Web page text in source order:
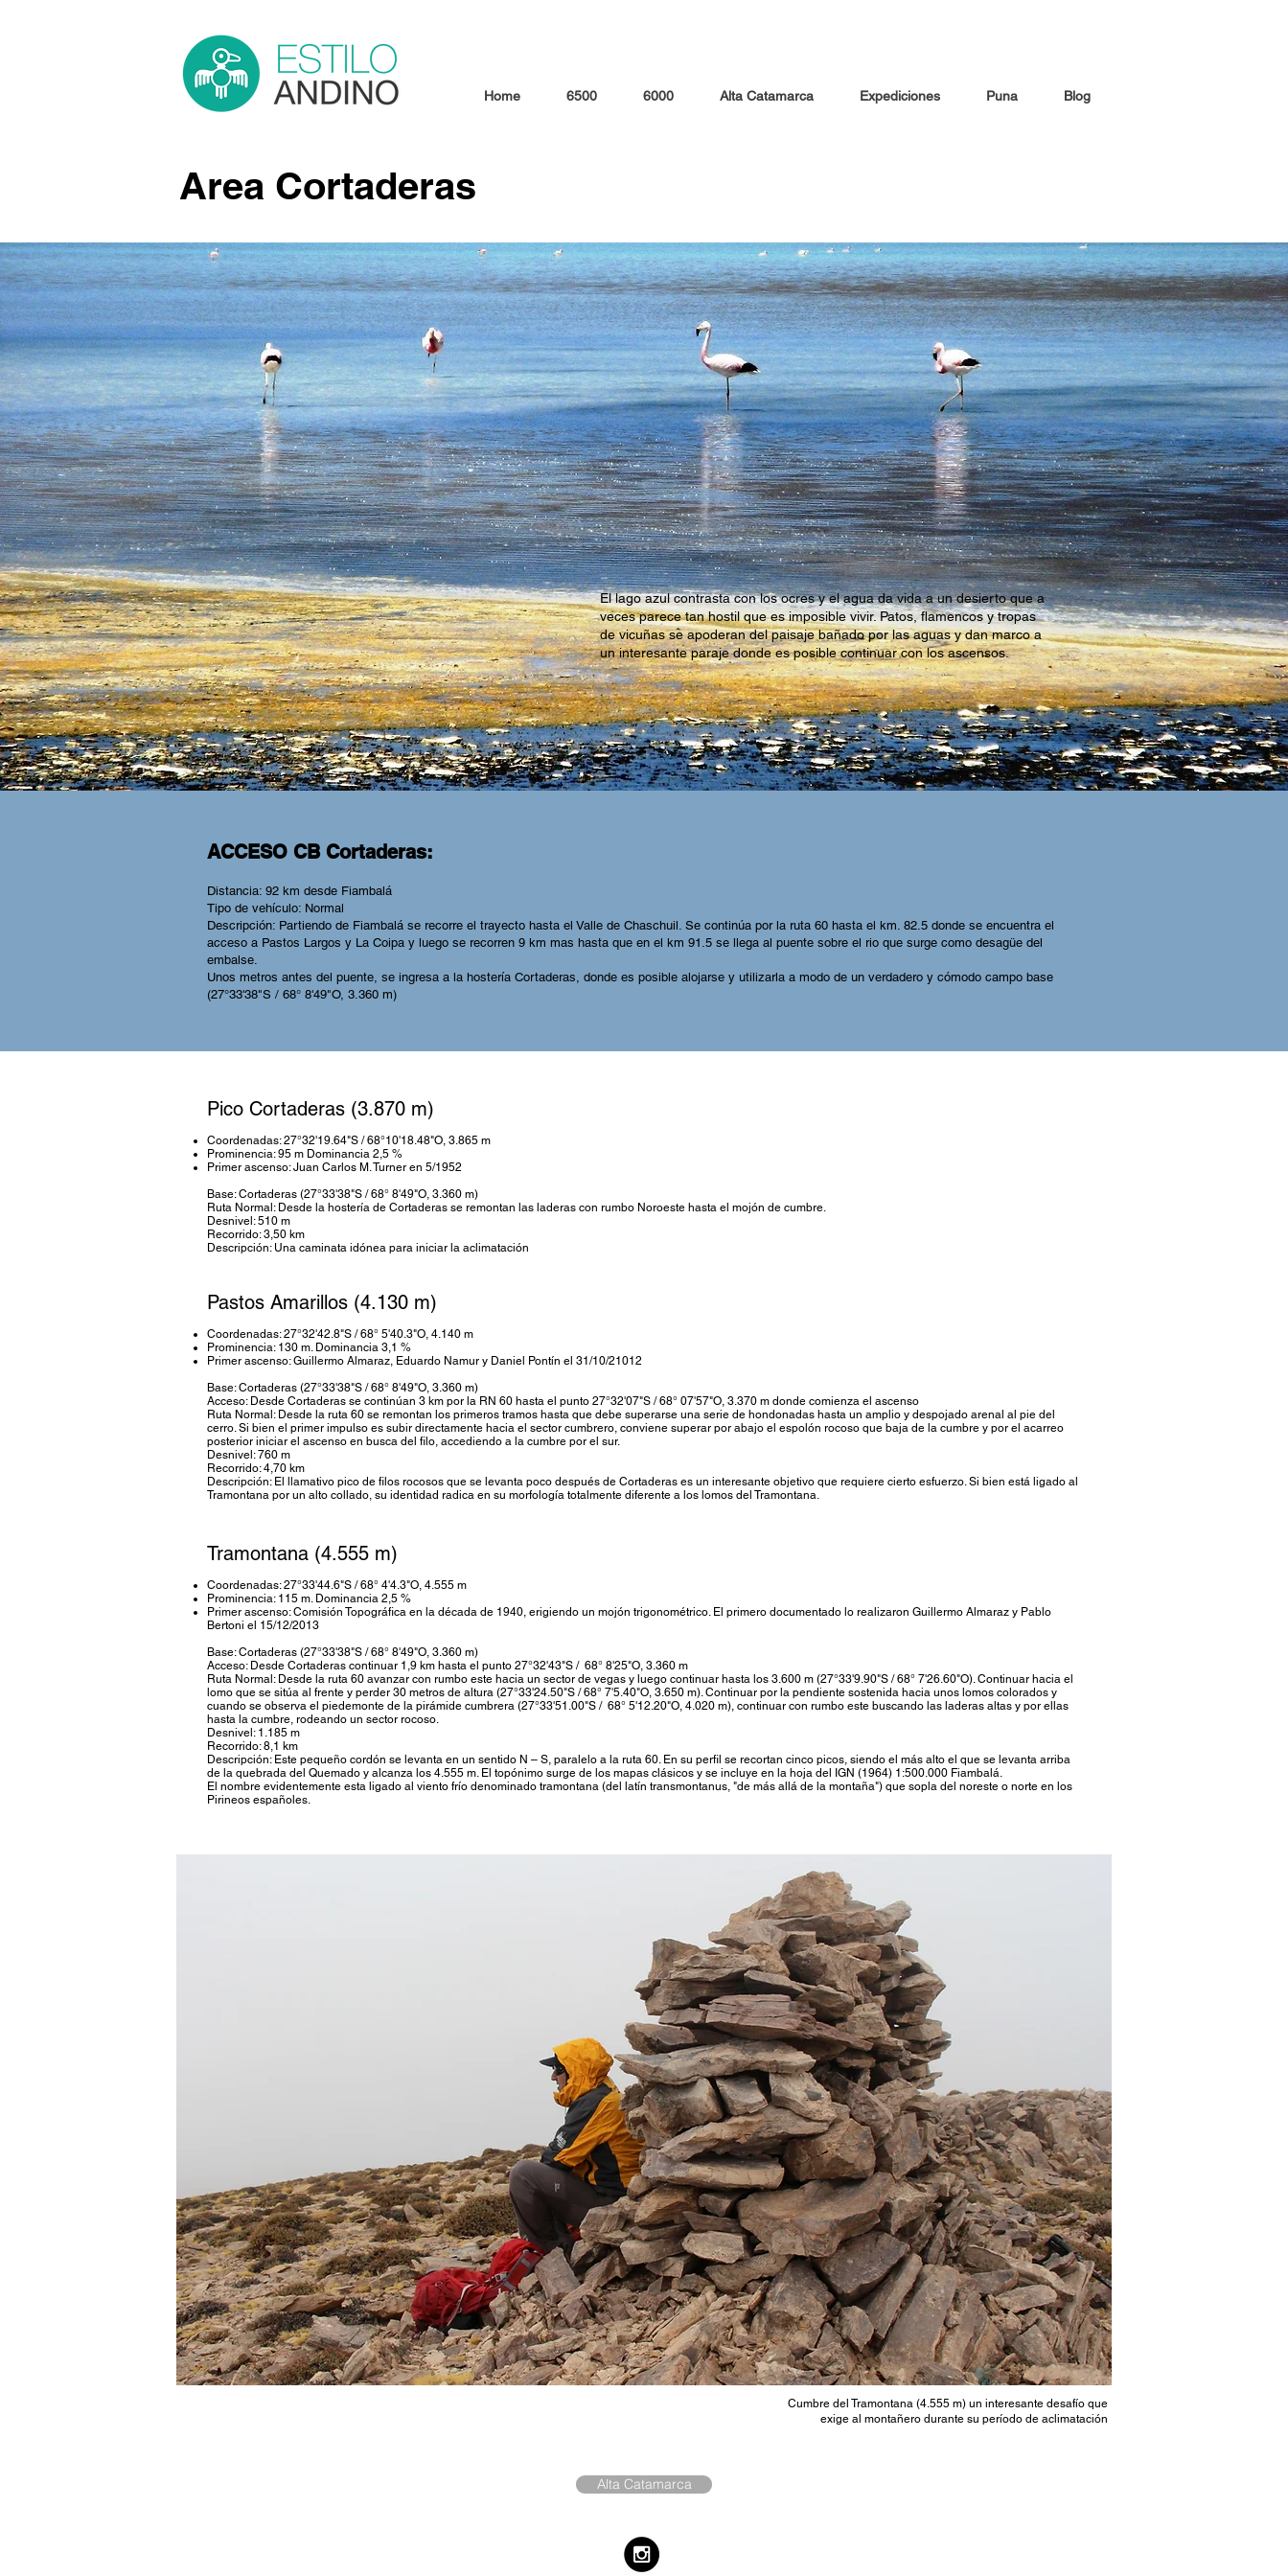
Home 6500 6000 Alta Catamarca Expediciones Puna Blog
Area Cortaderas
El lago azul contrasta con los ocres y el agua da vida a un desierto que a
veces parece tan hostil que es imposible vivir. Patos, flamencos y tropas
de vicuñas se apoderan del paisaje bañado por las aguas y dan marco a
un interesante paraje donde es posible continuar con los ascensos.
ACCESO CB Cortaderas:
Distancia: 92 km desde Fiambalá
Tipo de vehículo: Normal
Descripción: Partiendo de Fiambalá se recorre el trayecto hasta el Valle de Chaschuil. Se continúa por la ruta 60 hasta el km. 82.5 donde se encuentra el
acceso a Pastos Largos y La Coipa y luego se recorren 9 km mas hasta que en el km 91.5 se llega al puente sobre el rio que surge como desagüe del
embalse.
Unos metros antes del puente, se ingresa a la hostería Cortaderas, donde es posible alojarse y utilizarla a modo de un verdadero y cómodo campo base
(27°33'38"S / 68° 8'49"O, 3.360 m)
Pico Cortaderas (3.870 m)
Coordenadas: 27°32'19.64"S / 68°10'18.48"O, 3.865 m
Prominencia: 95 m Dominancia 2,5 %
Primer ascenso: Juan Carlos M. Turner en 5/1952
Base: Cortaderas (27°33'38"S / 68° 8'49"O, 3.360 m)
Ruta Normal: Desde la hostería de Cortaderas se remontan las laderas con rumbo Noroeste hasta el mojón de cumbre.
Desnivel: 510 m
Recorrido: 3,50 km
Descripción: Una caminata idónea para iniciar la aclimatación
Pastos Amarillos (4.130 m)
Coordenadas: 27°32'42.8"S / 68° 5'40.3"O, 4.140 m
Prominencia: 130 m. Dominancia 3,1 %
Primer ascenso: Guillermo Almaraz, Eduardo Namur y Daniel Pontín el 31/10/21012
Base: Cortaderas (27°33'38"S / 68° 8'49"O, 3.360 m)
Acceso: Desde Cortaderas se continúan 3 km por la RN 60 hasta el punto 27°32'07"S / 68° 07'57"O, 3.370 m donde comienza el ascenso
Ruta Normal: Desde la ruta 60 se remontan los primeros tramos hasta que debe superarse una serie de hondonadas hasta un amplio y despojado arenal al pie del
cerro. Si bien el primer impulso es subir directamente hacia el sector cumbrero, conviene superar por abajo el espolón rocoso que baja de la cumbre y por el acarreo
posterior iniciar el ascenso en busca del filo, accediendo a la cumbre por el sur.
Desnivel: 760 m
Recorrido: 4,70 km
Descripción: El llamativo pico de filos rocosos que se levanta poco después de Cortaderas es un interesante objetivo que requiere cierto esfuerzo. Si bien está ligado al
Tramontana por un alto collado, su identidad radica en su morfología totalmente diferente a los lomos del Tramontana.
Tramontana (4.555 m)
Coordenadas: 27°33'44.6"S / 68° 4'4.3"O, 4.555 m
Prominencia: 115 m. Dominancia 2,5 %
Primer ascenso: Comisión Topográfica en la década de 1940, erigiendo un mojón trigonométrico. El primero documentado lo realizaron Guillermo Almaraz y Pablo
Bertoni el 15/12/2013
Base: Cortaderas (27°33'38"S / 68° 8'49"O, 3.360 m)
Acceso: Desde Cortaderas continuar 1,9 km hasta el punto 27°32'43"S / 68° 8'25"O, 3.360 m
Ruta Normal: Desde la ruta 60 avanzar con rumbo este hacia un sector de vegas y luego continuar hasta los 3.600 m (27°33'9.90"S / 68° 7'26.60"O). Continuar hacia el
lomo que se sitúa al frente y perder 30 metros de altura (27°33'24.50"S / 68° 7'5.40"O, 3.650 m). Continuar por la pendiente sostenida hacia unos lomos colorados y
cuando se observa el piedemonte de la pirámide cumbrera (27°33'51.00"S / 68° 5'12.20"O, 4.020 m), continuar con rumbo este buscando las laderas altas y por ellas
hasta la cumbre, rodeando un sector rocoso.
Desnivel: 1.185 m
Recorrido: 8,1 km
Descripción: Este pequeño cordón se levanta en un sentido N – S, paralelo a la ruta 60. En su perfil se recortan cinco picos, siendo el más alto el que se levanta arriba
de la quebrada del Quemado y alcanza los 4.555 m. El topónimo surge de los mapas clásicos y se incluye en la hoja del IGN (1964) 1:500.000 Fiambalá.
El nombre evidentemente esta ligado al viento frío denominado tramontana (del latín transmontanus, "de más allá de la montaña") que sopla del noreste o norte en los
Pirineos españoles.
Cumbre del Tramontana (4.555 m) un interesante desafío que
exige al montañero durante su período de aclimatación
Alta Catamarca